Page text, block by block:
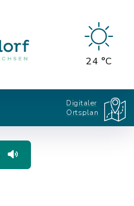
24 °C
Digitaler
Ortsplan